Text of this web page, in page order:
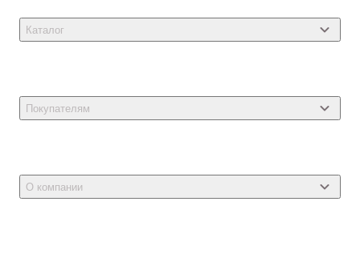
Каталог
Товары для собак
Товары для птиц
Покупателям
Новости
О компании